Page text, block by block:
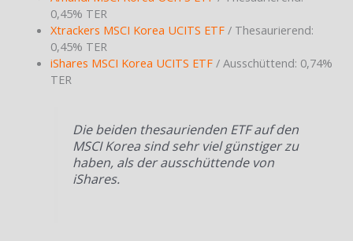
0,45% TER
Xtrackers MSCI Korea UCITS ETF/ Thesaurierend:
0,45% TER
iShares MSCI Korea UCITS ETF/ Ausschüttend: 0,74%
TER
Die beiden thesaurienden ETF auf den
MSCI Korea sind sehr viel günstiger zu
haben, als der ausschüttende von
iShares.